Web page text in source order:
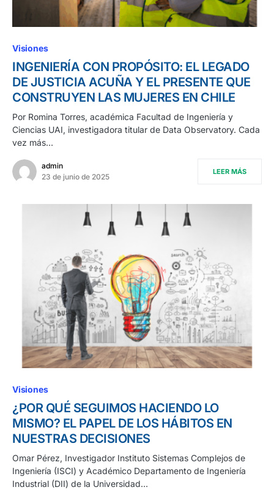
Visiones
INGENIERÍA CON PROPÓSITO: EL LEGADO
DE JUSTICIA ACUÑA Y EL PRESENTE QUE
CONSTRUYEN LAS MUJERES EN CHILE
Por Romina Torres, académica Facultad de Ingeniería y
Ciencias UAI, investigadora titular de Data Observatory. Cada
vez más…
admin
23 de junio de 2025
LEER MÁS
Visiones
¿POR QUÉ SEGUIMOS HACIENDO LO
MISMO? EL PAPEL DE LOS HÁBITOS EN
NUESTRAS DECISIONES
Omar Pérez, Investigador Instituto Sistemas Complejos de
Ingeniería (ISCI) y Académico Departamento de Ingeniería
Industrial (DII) de la Universidad…